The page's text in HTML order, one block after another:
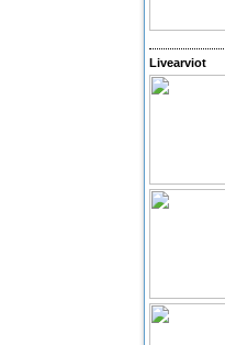
Livearviot